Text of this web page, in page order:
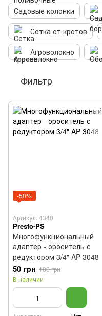
Садовые колонки
Сетка от кротов
Агроволокно
Фильтр
-50%
Артикул: 4340
Presto-PS
Многофункциональный
адаптер - ороситель с
редуктором 3/4" AP 3048
50 грн 100 грн
В наличии